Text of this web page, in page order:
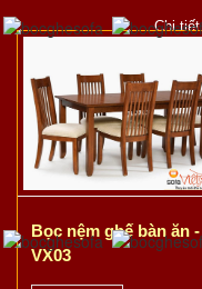
Chi tiết
Bọc nệm ghế bàn ăn -
VX03